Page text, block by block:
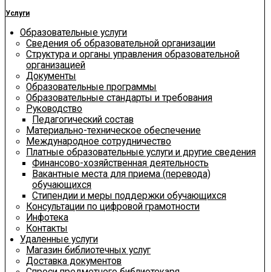
Услуги
Образовательные услуги
Сведения об образовательной организации
Структура и органы управления образовательной
организацией
Документы
Образовательные программы
Образовательные стандарты и требования
Руководство
Педагогический состав
Материально-техническое обеспечение
Международное сотрудничество
Платные образовательные услуги и другие сведения
Финансово-хозяйственная деятельность
Вакантные места для приема (перевода)
обучающихся
Стипендии и меры поддержки обучающихся
Консультации по цифровой грамотности
Инфотека
Контакты
Удаленные услуги
Магазин библиотечных услуг
Доставка документов